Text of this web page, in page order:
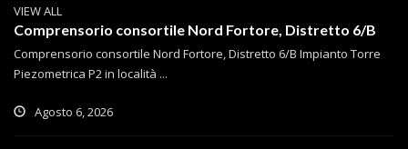
VIEW ALL
Comprensorio consortile Nord Fortore, Distretto 6/B
Comprensorio consortile Nord Fortore, Distretto 6/B Impianto Torre
Piezometrica P2 in località ...
Agosto 6, 2026